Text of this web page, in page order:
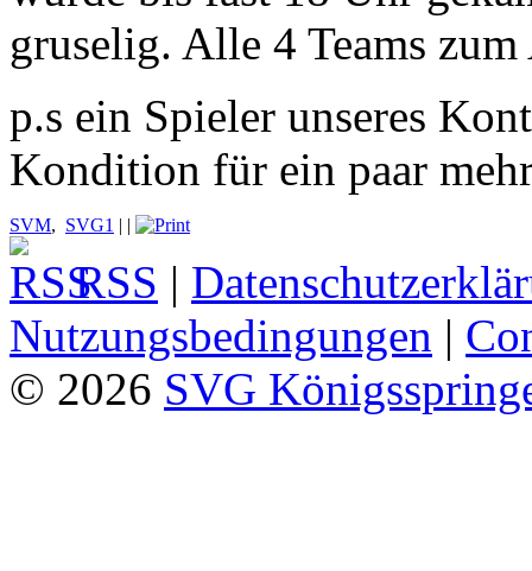
gruselig. Alle 4 Teams
p.s ein Spieler unseres
Kondition für ein paar
SVM, SVG1 | |
RSS |
Nutzungsbedingungen |
© 2026 SVG